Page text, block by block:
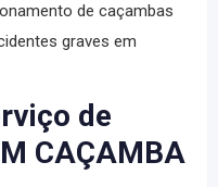
de caçambas
graves em
de
CAÇAMBA